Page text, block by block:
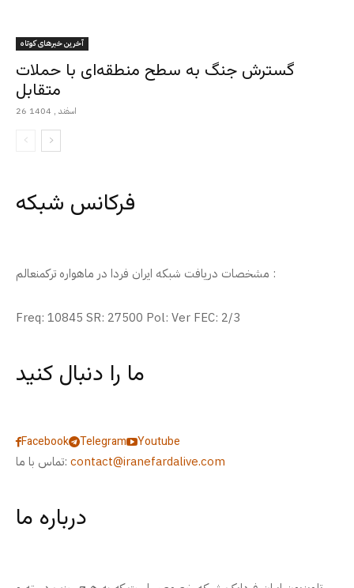
آخرین خبرهای کوتاه
گسترش جنگ به سطح منطقه‌ای با حملات
متقابل
26 اسفند , 1404
فرکانس شبکه
مشخصات دریافت شبکه ایران فردا در ماهواره ترکمنعالم :
Freq: 10845 SR: 27500 Pol: Ver FEC: 2/3
ما را دنبال کنید
Facebook Telegram
Youtube
تماس با ما: contact@iranefardalive.com
درباره ما